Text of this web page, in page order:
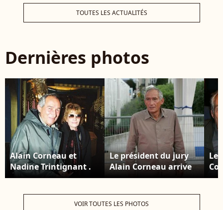
TOUTES LES ACTUALITÉS
Dernières photos
Alain Corneau et
Nadine Trintignant .
Photo par Max
Le président du jury
Alain Corneau arrive
au CID pour le 31ème
Américain de
VOIR TOUTES LES PHOTOS